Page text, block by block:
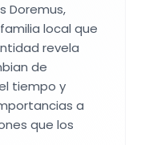
Doremus,
local que
revela
de
tiempo y
a
que los